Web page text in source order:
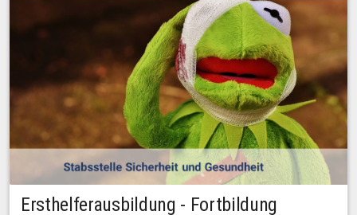
Ersthelferausbildung - Fortbildung